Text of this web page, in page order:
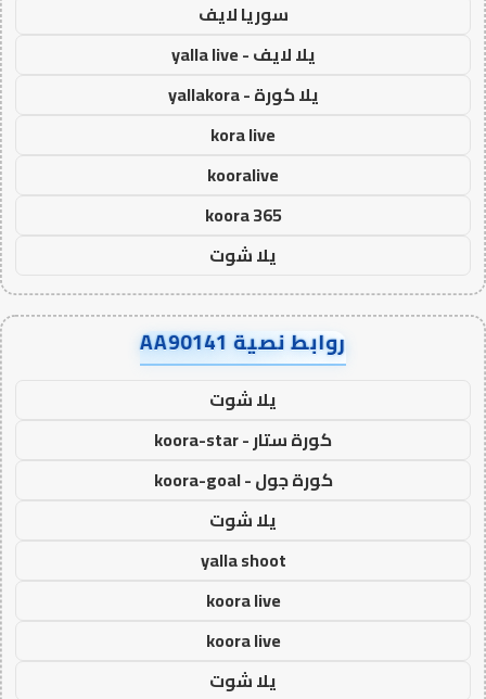
سوريا لايف
يلا لايف - yalla live
يلا كورة - yallakora
kora live
kooralive
koora 365
يلا شوت
روابط نصية AA90141
يلا شوت
كورة ستار - koora-star
كورة جول - koora-goal
يلا شوت
yalla shoot
koora live
koora live
يلا شوت